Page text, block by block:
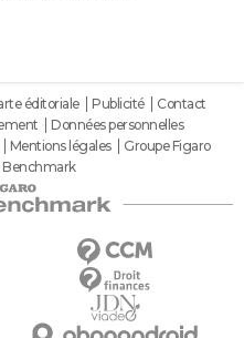
éditoriale Publicité
Contact
Données personnelles
Mentions légales
Groupe Figaro